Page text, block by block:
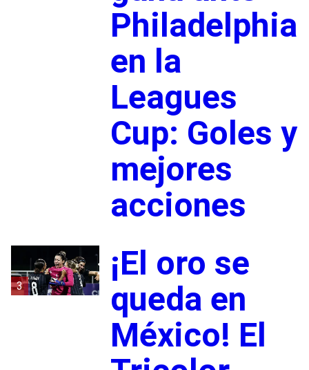
Philadelphia
en la
Leagues
Cup: Goles y
mejores
acciones
3
¡El oro se
queda en
México! El